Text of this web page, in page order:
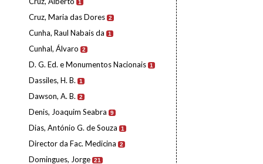
1
Cruz, Maria das Dores 2
Cunha, Raul Nabais da 1
Cunhal, Álvaro 2
D. G. Ed. e Monumentos Nacionais 1
Dassiles, H. B. 1
Dawson, A. B. 2
Denis, Joaquim Seabra 9
Dias, António G. de Souza 1
Director da Fac. Medicina 2
Domingues, Jorge 21